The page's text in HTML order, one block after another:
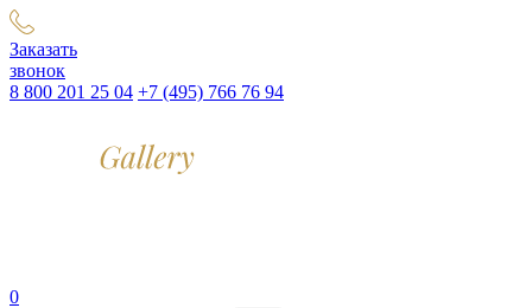
Заказать
звонок
8 800 201 25 04 +7 (495) 766 76 94
0